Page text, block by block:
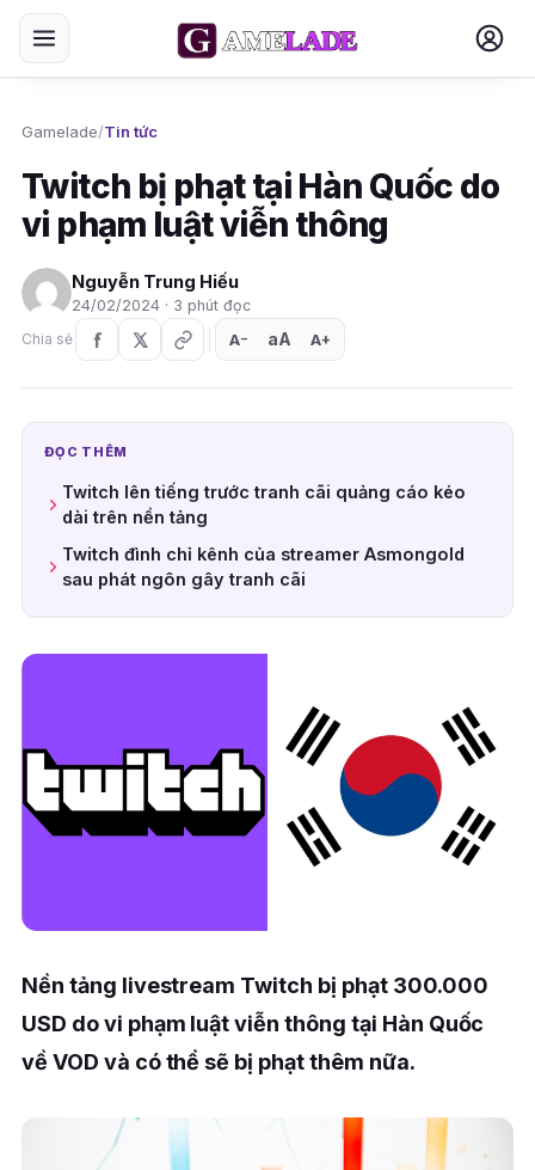
Gamelade/Tin tức
Twitch bị phạt tại Hàn Quốc do
vi phạm luật viễn thông
Nguyễn Trung Hiếu
24/02/2024 · 3 phút đọc
Chia sẻ
A− aA A+
ĐỌC THÊM
Twitch lên tiếng trước tranh cãi quảng cáo kéo
dài trên nền tảng
Twitch đình chỉ kênh của streamer Asmongold
sau phát ngôn gây tranh cãi
Nền tảng livestream Twitch bị phạt 300.000
USD do vi phạm luật viễn thông tại Hàn Quốc
về VOD và có thể sẽ bị phạt thêm nữa.